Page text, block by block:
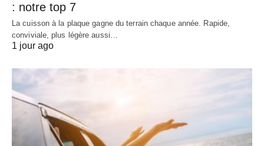
: notre top 7
La cuisson à la plaque gagne du terrain chaque année. Rapide,
conviviale, plus légère aussi…
1 jour ago